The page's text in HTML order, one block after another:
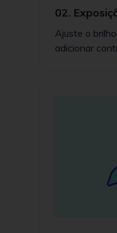
02.
Ajuste o
adicionar